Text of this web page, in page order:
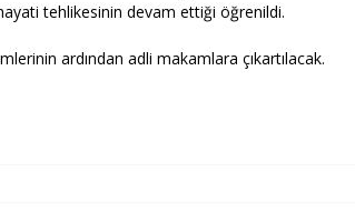
tehlikesinin devam ettiği öğrenildi.
ardından adli makamlara çıkartılacak.